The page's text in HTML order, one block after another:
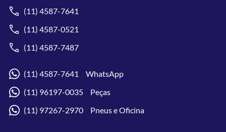
(11) 4587-7641
(11) 4587-0521
(11) 4587-7487
(11) 4587-7641 WhatsApp
(11) 96197-0035 Peças
(11) 97267-2970 Pneus e Oficina